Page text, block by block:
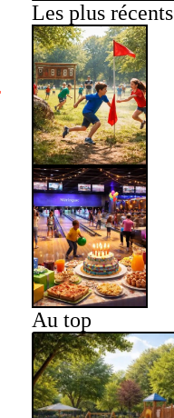
Les plus récents
Au top